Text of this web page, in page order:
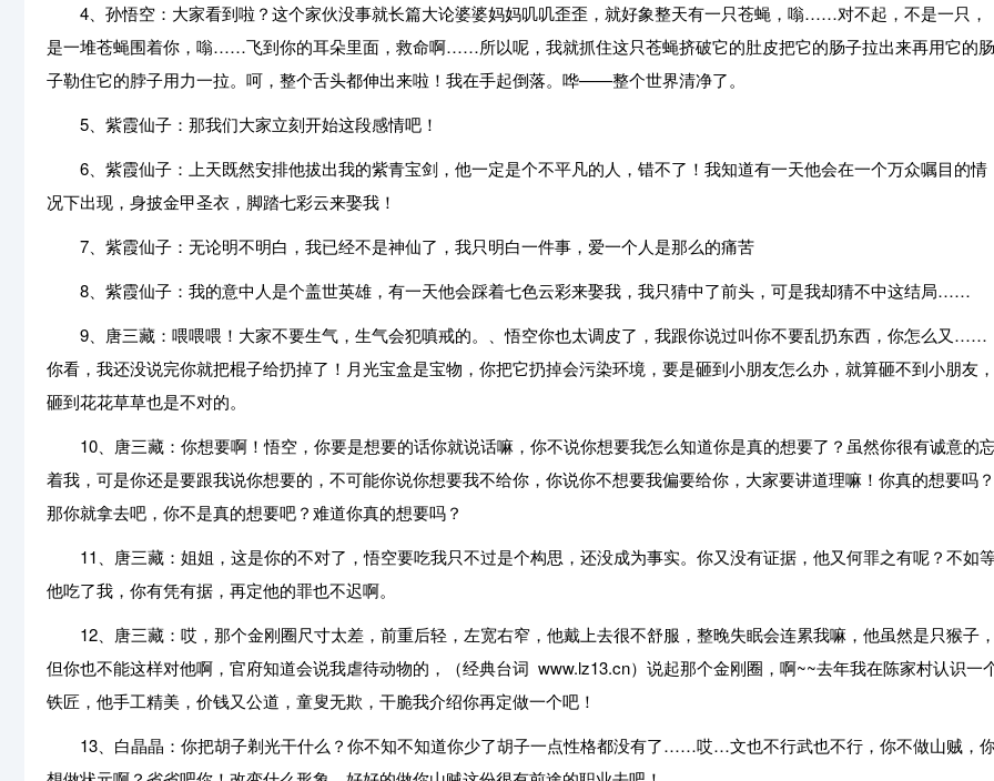
4、孙悟空：大家看到啦？这个家伙没事就长篇大论婆婆妈妈叽叽歪歪，就好象整天有一只苍蝇，嗡……对不起，不是一只，
是一堆苍蝇围着你，嗡……飞到你的耳朵里面，救命啊……所以呢，我就抓住这只苍蝇挤破它的肚皮把它的肠子拉出来再用它的肠
子勒住它的脖子用力一拉。呵，整个舌头都伸出来啦！我在手起倒落。哗——整个世界清净了。
5、紫霞仙子：那我们大家立刻开始这段感情吧！
6、紫霞仙子：上天既然安排他拔出我的紫青宝剑，他一定是个不平凡的人，错不了！我知道有一天他会在一个万众嘱目的情
况下出现，身披金甲圣衣，脚踏七彩云来娶我！
7、紫霞仙子：无论明不明白，我已经不是神仙了，我只明白一件事，爱一个人是那么的痛苦
8、紫霞仙子：我的意中人是个盖世英雄，有一天他会踩着七色云彩来娶我，我只猜中了前头，可是我却猜不中这结局……
9、唐三藏：喂喂喂！大家不要生气，生气会犯嗔戒的。、悟空你也太调皮了，我跟你说过叫你不要乱扔东西，你怎么又……
你看，我还没说完你就把棍子给扔掉了！月光宝盒是宝物，你把它扔掉会污染环境，要是砸到小朋友怎么办，就算砸不到小朋友，
砸到花花草草也是不对的。
10、唐三藏：你想要啊！悟空，你要是想要的话你就说话嘛，你不说你想要我怎么知道你是真的想要了？虽然你很有诚意的
着我，可是你还是要跟我说你想要的，不可能你说你想要我不给你，你说你不想要我偏要给你，大家要讲道理嘛！你真的想要吗？
那你就拿去吧，你不是真的想要吧？难道你真的想要吗？
11、唐三藏：姐姐，这是你的不对了，悟空要吃我只不过是个构思，还没成为事实。你又没有证据，他又何罪之有呢？不如
他吃了我，你有凭有据，再定他的罪也不迟啊。
12、唐三藏：哎，那个金刚圈尺寸太差，前重后轻，左宽右窄，他戴上去很不舒服，整晚失眠会连累我嘛，他虽然是只猴子
但你也不能这样对他啊，官府知道会说我虐待动物的，（经典台词 www.lz13.cn）说起那个金刚圈，啊~~去年我在陈家村认识一
铁匠，他手工精美，价钱又公道，童叟无欺，干脆我介绍你再定做一个吧！
13、白晶晶：你把胡子剃光干什么？你不知不知道你少了胡子一点性格都没有了……哎…文也不行武也不行，你不做山贼，